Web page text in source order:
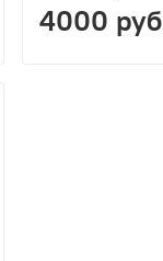
4000 руб